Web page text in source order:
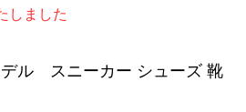
しました
デル スニーカー シューズ 靴